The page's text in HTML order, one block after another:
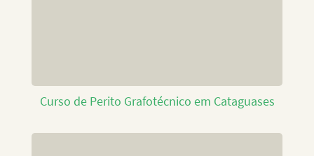
Curso de Perito Grafotécnico em Cataguases